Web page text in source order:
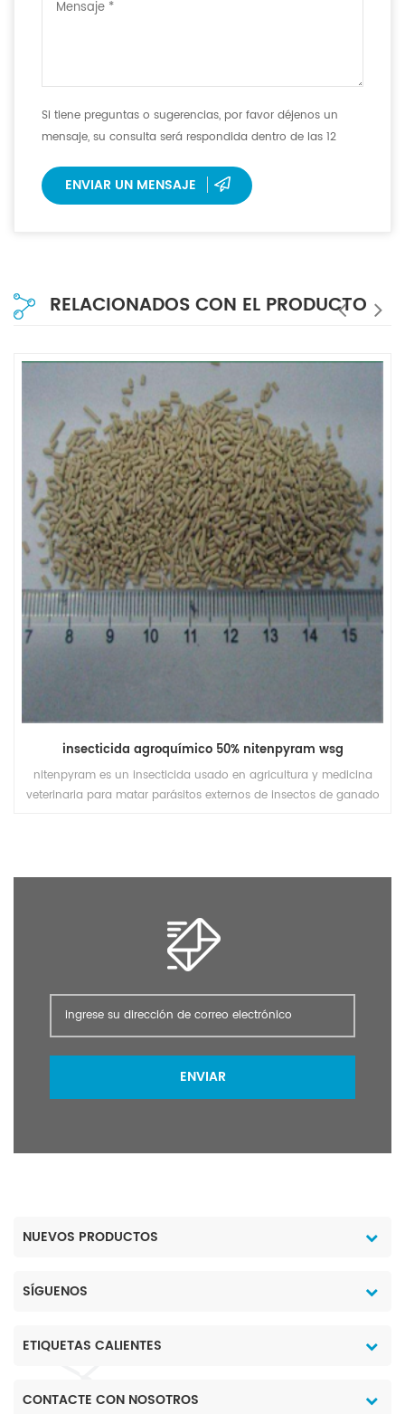
Si tiene preguntas o sugerencias, por favor déjenos un
mensaje, su consulta será respondida dentro de las 12
ENVIAR UN MENSAJE
RELACIONADOS CON EL PRODUCTO
insecticida agroquímico 50% nitenpyram wsg
nitenpyram es un insecticida usado en agricultura y medicina
veterinaria para matar parásitos externos de insectos de ganado
ENVIAR
NUEVOS PRODUCTOS
SÍGUENOS
ETIQUETAS CALIENTES
CONTACTE CON NOSOTROS